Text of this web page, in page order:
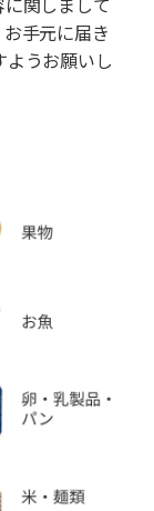
関しまして
手元に届き
ようお願いし